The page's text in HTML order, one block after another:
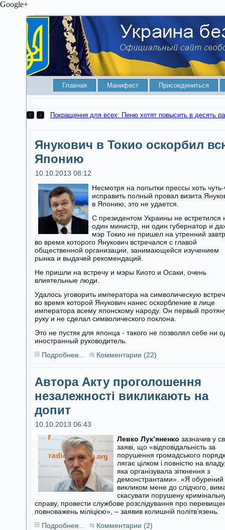
Google+
Главная Манифест Присоединиться
Покращення для всех: Пеню
Янукович в Токио оскорбил
Японию
10.10.2013 08:12
Несмотря на попытки прессы хоть чуть-
исправить полный провал визита
в Японию, это не удается.
С президентом Украины не встретился
один министр, ни один губернатор и
мэр Токио не пришел на утренний
во время которого Янукович встречался с главой
общественной организации, занимающейся изучением
рынка и выдачей рекомендаций.
Не пришли на встречу и мэры Киото и Осаки, очень
влиятельные люди.
Удалось уговорить императора на символическую
во время которой Янукович нанес оскорбление в лице
императора всему японскому народу. Он первый
руку и не сделал символического поклона.
Это не пустяк для японца - такого не позволял себе ни
иностранный руководитель.
Подробнее...
Комментарии (22)
Автора Акту проголошення
незалежності викликають на
допит
10.10.2013 06:43
Левко Лук’яненко зазначив у
заяві, що «відповідальність за
порушення громадського
лягає цілком і повністю на
яка організувала зіткнення з
демонстрантами». «Я обурений
викликом мене до слідчого,
скасувати порушену
справу, провести службове розслідування про
повноважень міліцією», – заявив колишній політв’язень.
Подробнее...
Комментарии (2)